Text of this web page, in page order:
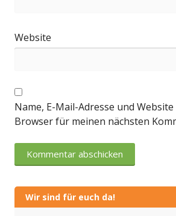
Website
Name, E-Mail-Adresse und
Browser für meinen nächsten
Wir sind für euch da!